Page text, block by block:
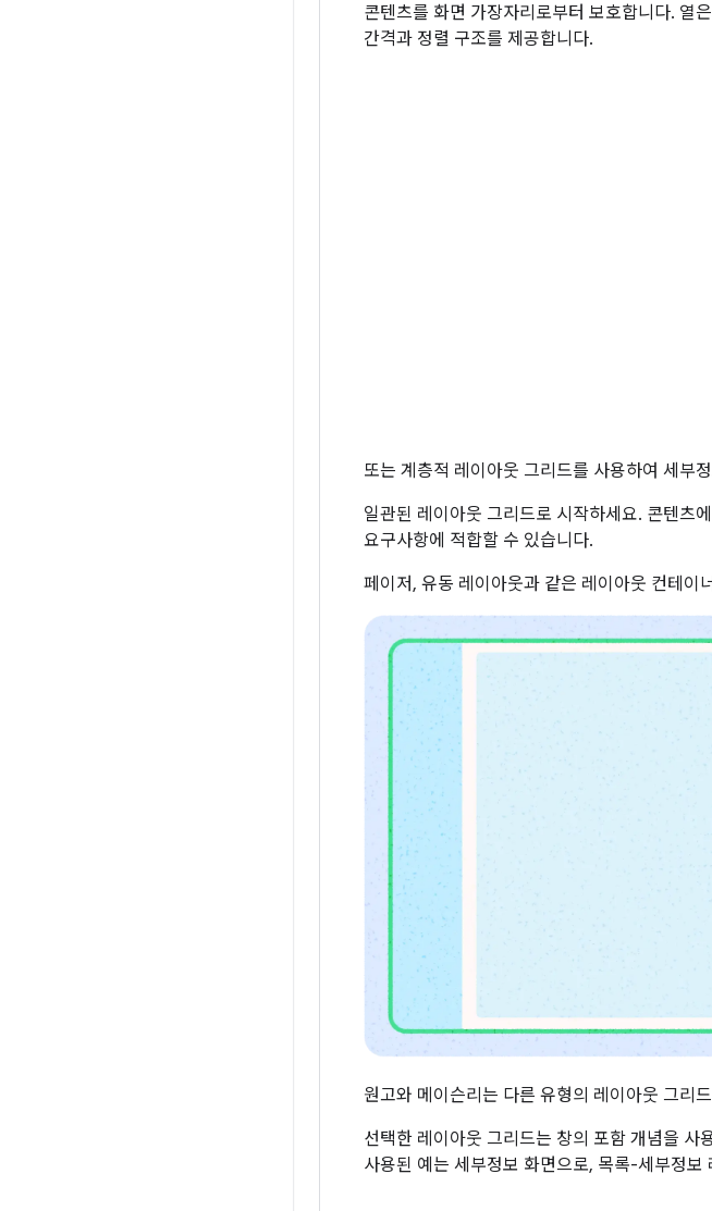
콘텐츠를 화면 가장자리로부터 보호합니다. 열
간격과 정렬 구조를 제공합니다.
또는 계층적 레이아웃 그리드를 사용하여 세부
일관된 레이아웃 그리드로 시작하세요. 콘텐츠
요구사항에 적합할 수 있습니다.
페이저, 유동 레이아웃과 같은 레이아웃 컨테이
원고와 메이슨리는 다른 유형의 레이아웃 그리
선택한 레이아웃 그리드는 창의 포함 개념을 사
사용된 예는 세부정보 화면으로, 목록-세부정